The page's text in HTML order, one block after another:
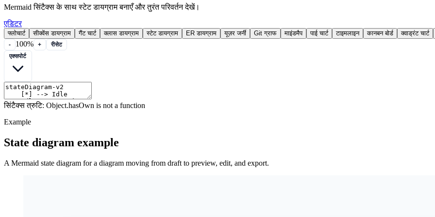
Mermaid सिंटैक्स के साथ स्टेट डायग्राम बनाएँ और तुरंत परिवर्तन देखें।
एडिटर
फ्लोचार्ट सीक्वेंस डायग्राम गैंट चार्ट क्लास डायग्राम स्टेट डायग्राम ER डायग्राम यूज़र जर्नी Git ग्राफ माइंडमैप पाई चार्ट टाइमलाइन कानबन बोर्ड क्वाड्रंट चार्ट
- 100% +
रीसेट
एक्सपोर्ट
सिंटैक्स त्रुटि: Object.hasOwn is not a function
Example
State diagram example
A Mermaid state diagram for a diagram moving from draft to preview, edit, and export.